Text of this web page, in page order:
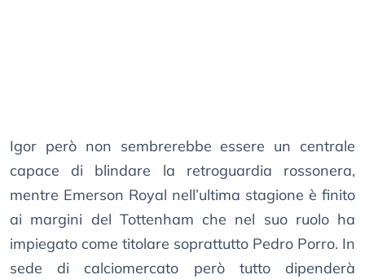
Igor però non sembrerebbe essere un centrale
capace di blindare la retroguardia rossonera,
mentre Emerson Royal nell’ultima stagione è finito
ai margini del Tottenham che nel suo ruolo ha
impiegato come titolare soprattutto Pedro Porro. In
sede di calciomercato però tutto dipenderà